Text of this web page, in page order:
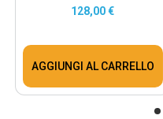
128,00 €
AGGIUNGI AL CARRELLO